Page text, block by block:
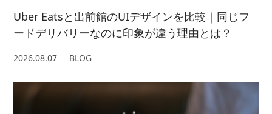
Uber Eatsと出前館のUIデザインを比較｜同じフ
ードデリバリーなのに印象が違う理由とは？
2026.08.07 BLOG